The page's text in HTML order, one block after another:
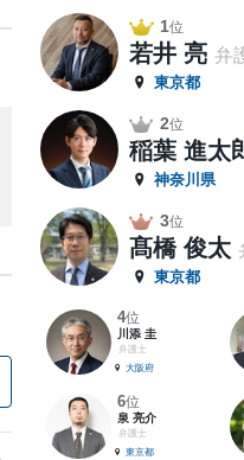
1位
若井 亮 弁
東京都
2位
稲葉 進太
神奈川県
3位
髙橋 俊太
東京都
4位
川添 圭
弁護士
大阪府
6位
泉 亮介
弁護士
東京都